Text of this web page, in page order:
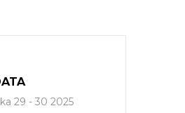
29 - 30 2025